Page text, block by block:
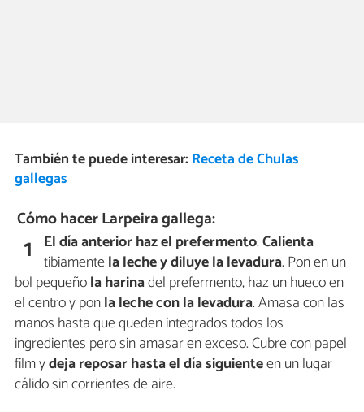
También te puede interesar: Receta de Chulas
gallegas
Cómo hacer Larpeira gallega:
1 El día anterior haz el prefermento.Calienta
tibiamentela leche y diluye la levadura. Pon en un
bol pequeñola harinadel prefermento, haz un hueco en
el centro y ponla leche con la levadura. Amasa con las
manos hasta que queden integrados todos los
ingredientes pero sin amasar en exceso. Cubre con papel
film ydeja reposarhasta el día siguienteen un lugar
cálido sin corrientes de aire.